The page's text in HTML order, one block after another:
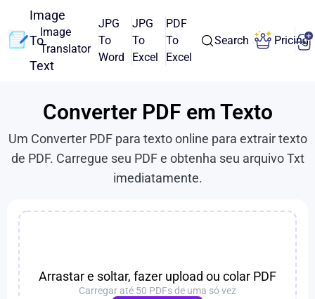
Image
To
Text
Image
Translator
JPG
To
Word
JPG
To
Excel
PDF
To
Excel
Search Pricing
Converter PDF em Texto
Um Converter PDF para texto online para extrair texto
de PDF. Carregue seu PDF e obtenha seu arquivo Txt
imediatamente.
Arrastar e soltar, fazer upload ou colar PDF
Carregar até 50 PDFs de uma só vez